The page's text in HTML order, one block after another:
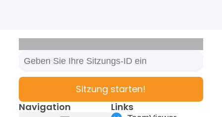
Navigation Links
Sitzung starten!